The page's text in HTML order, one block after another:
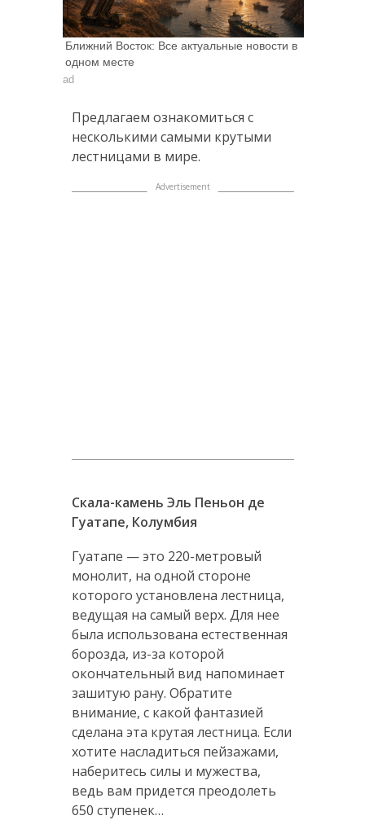
Ближний Восток: Все актуальные новости в
одном месте
ad
Предлагаем ознакомиться с
несколькими самыми крутыми
лестницами в мире.
Скала-камень Эль Пеньон де
Гуатапе, Колумбия
Гуатапе — это 220-метровый
монолит, на одной стороне
которого установлена лестница,
ведущая на самый верх. Для нее
была использована естественная
борозда, из-за которой
окончательный вид напоминает
зашитую рану. Обратите
внимание, с какой фантазией
сделана эта крутая лестница. Если
хотите насладиться пейзажами,
наберитесь силы и мужества,
ведь вам придется преодолеть
650 ступенек…